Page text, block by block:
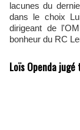
lacunes du
dans le choix
dirigeant de
bonheur du RC
Loïs Openda